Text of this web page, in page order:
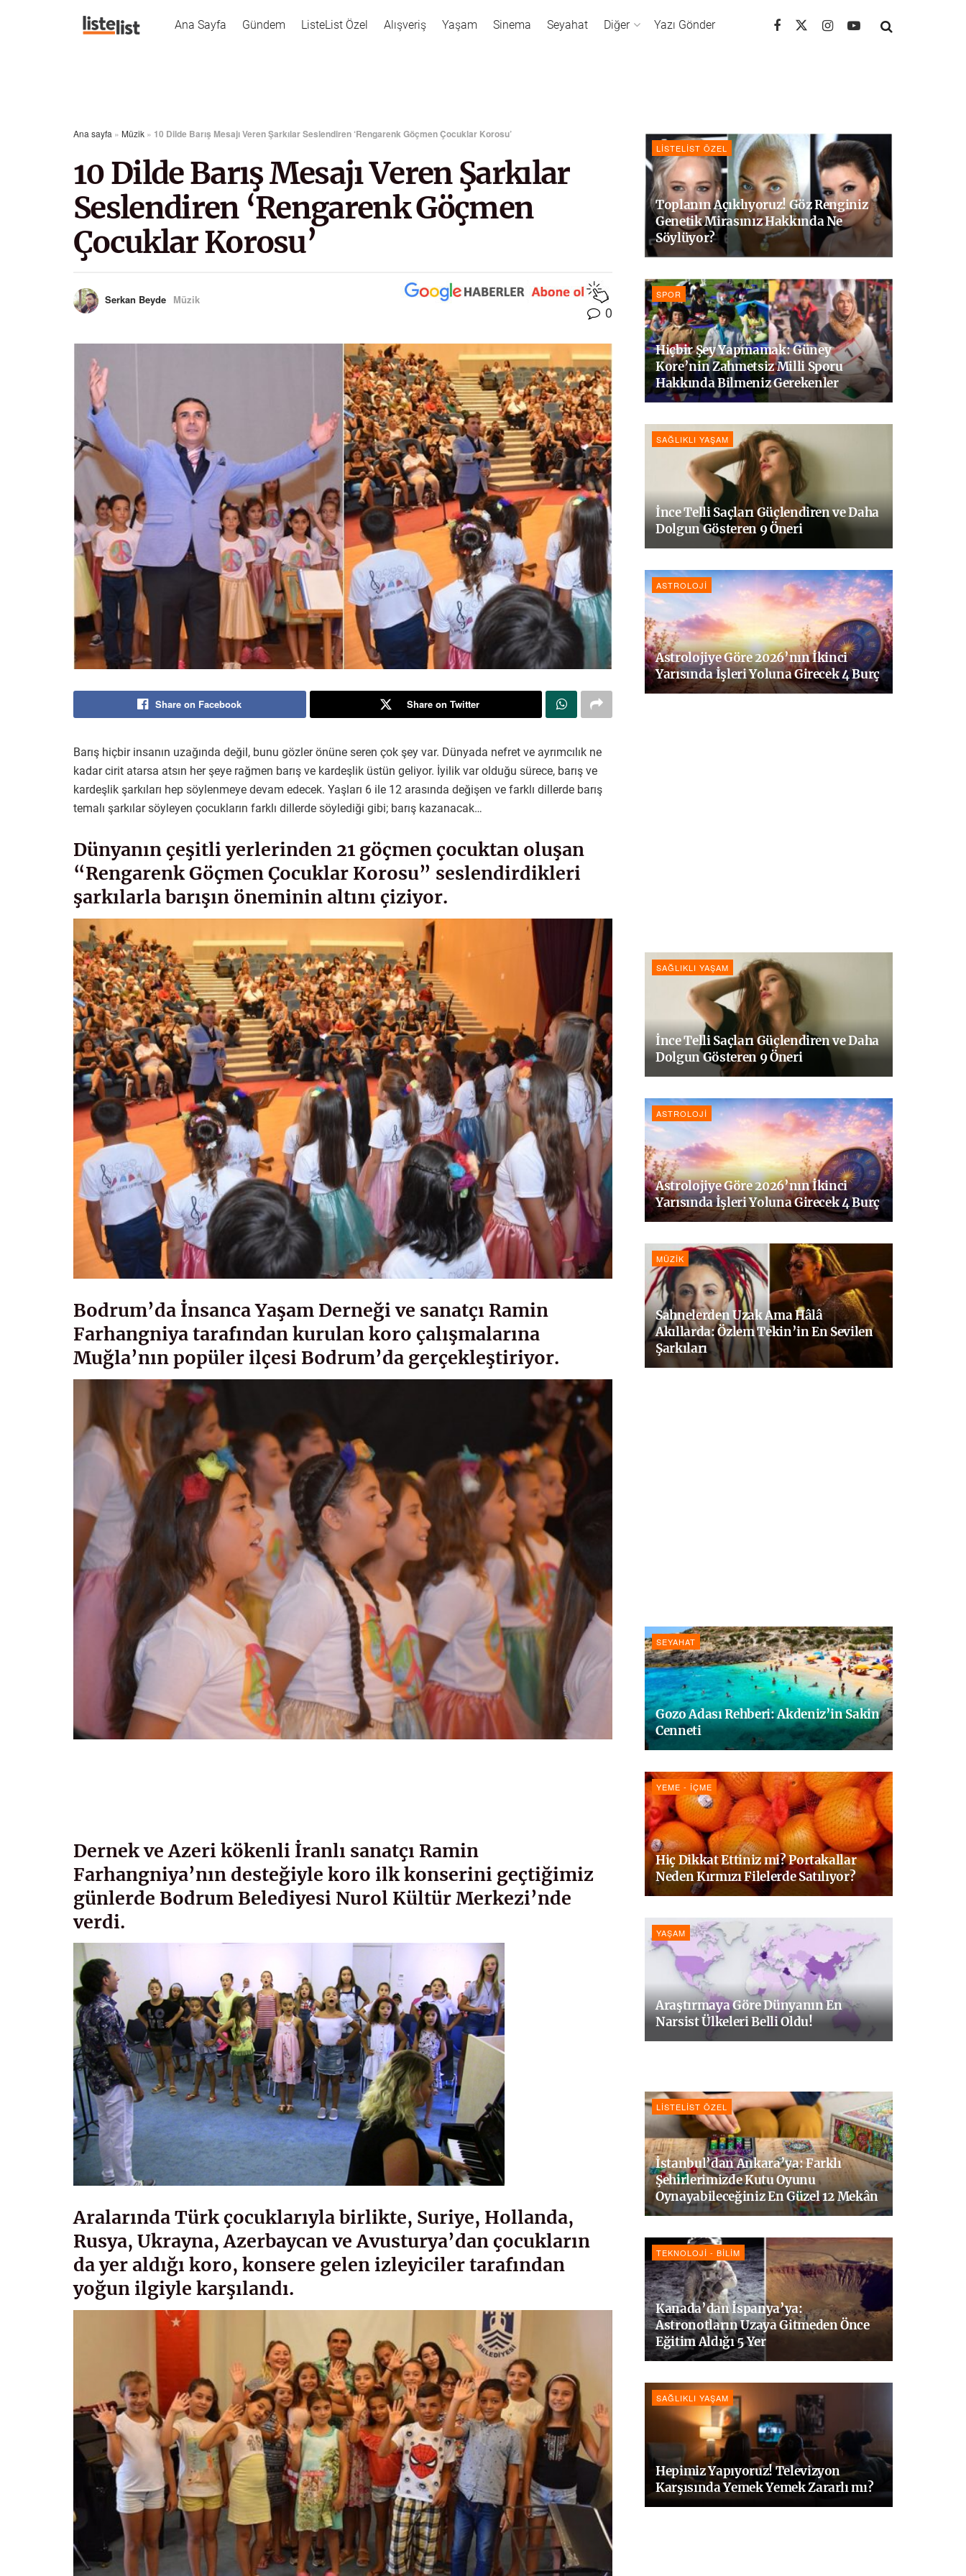
Ana Sayfa Gündem ListeList Özel Alışveriş Yaşam Sinema Seyahat Diğer Yazı Gönder
Ana sayfa » Müzik » 10 Dilde Barış Mesajı Veren Şarkılar Seslendiren ‘Rengarenk Göçmen Çocuklar Korosu’
10 Dilde Barış Mesajı Veren Şarkılar
Seslendiren ‘Rengarenk Göçmen
Çocuklar Korosu’
Serkan Beyde Müzik
0
Share on Facebook Share on Twitter
Barış hiçbir insanın uzağında değil, bunu gözler önüne seren çok şey var. Dünyada nefret ve ayrımcılık ne
kadar cirit atarsa atsın her şeye rağmen barış ve kardeşlik üstün geliyor. İyilik var olduğu sürece, barış ve
kardeşlik şarkıları hep söylenmeye devam edecek. Yaşları 6 ile 12 arasında değişen ve farklı dillerde barış
temalı şarkılar söyleyen çocukların farklı dillerde söylediği gibi; barış kazanacak…
Dünyanın çeşitli yerlerinden 21 göçmen çocuktan oluşan
“Rengarenk Göçmen Çocuklar Korosu” seslendirdikleri
şarkılarla barışın öneminin altını çiziyor.
Bodrum’da İnsanca Yaşam Derneği ve sanatçı Ramin
Farhangniya tarafından kurulan koro çalışmalarına
Muğla’nın popüler ilçesi Bodrum’da gerçekleştiriyor.
Dernek ve Azeri kökenli İranlı sanatçı Ramin
Farhangniya’nın desteğiyle koro ilk konserini geçtiğimiz
günlerde Bodrum Belediyesi Nurol Kültür Merkezi’nde
verdi.
Aralarında Türk çocuklarıyla birlikte, Suriye, Hollanda,
Rusya, Ukrayna, Azerbaycan ve Avusturya’dan çocukların
da yer aldığı koro, konsere gelen izleyiciler tarafından
yoğun ilgiyle karşılandı.
LISTELIST ÖZEL
Toplanın Açıklıyoruz! Göz Renginiz
Genetik Mirasınız Hakkında Ne
Söylüyor?
SPOR
Hiçbir Şey Yapmamak: Güney
Kore’nin Zahmetsiz Milli Sporu
Hakkında Bilmeniz Gerekenler
SAĞLIKLI YAŞAM
İnce Telli Saçları Güçlendiren ve Daha
Dolgun Gösteren 9 Öneri
ASTROLOJI
Astrolojiye Göre 2026’nın İkinci
Yarısında İşleri Yoluna Girecek 4 Burç
SAĞLIKLI YAŞAM
İnce Telli Saçları Güçlendiren ve Daha
Dolgun Gösteren 9 Öneri
ASTROLOJI
Astrolojiye Göre 2026’nın İkinci
Yarısında İşleri Yoluna Girecek 4 Burç
MÜZIK
Sahnelerden Uzak Ama Hâlâ
Akıllarda: Özlem Tekin’in En Sevilen
Şarkıları
SEYAHAT
Gozo Adası Rehberi: Akdeniz’in Sakin
Cenneti
YEME - İÇME
Hiç Dikkat Ettiniz mi? Portakallar
Neden Kırmızı Filelerde Satılıyor?
YAŞAM
Araştırmaya Göre Dünyanın En
Narsist Ülkeleri Belli Oldu!
LISTELIST ÖZEL
İstanbul’dan Ankara’ya: Farklı
Şehirlerimizde Kutu Oyunu
Oynayabileceğiniz En Güzel 12 Mekân
TEKNOLOJI - BILIM
Kanada’dan İspanya’ya:
Astronotların Uzaya Gitmeden Önce
Eğitim Aldığı 5 Yer
SAĞLIKLI YAŞAM
Hepimiz Yapıyoruz! Televizyon
Karşısında Yemek Yemek Zararlı mı?